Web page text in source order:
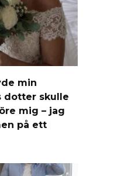
min
dotter skulle
mig – jag
på ett